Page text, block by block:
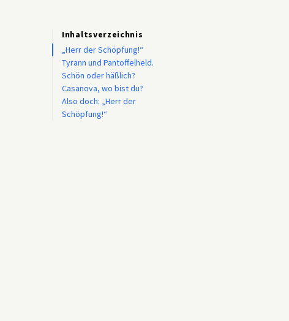
Inhaltsverzeichnis
„Herr der Schöpfung!“
Tyrann und Pantoffelheld.
Schön oder häßlich?
Casanova, wo bist du?
Also doch: „Herr der
Schöpfung!“